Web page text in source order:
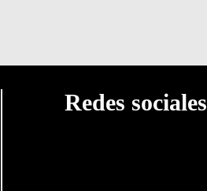
Redes sociales